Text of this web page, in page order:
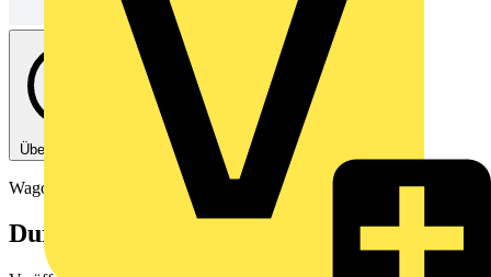
Über diese PDF
Wago
Durchgangsverbinder der Serie 221